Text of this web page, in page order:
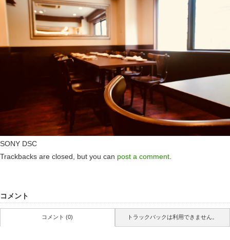
SONY DSC
Trackbacks are closed, but you can post a comment
コメント
コメント (0) トラックバックは利用できません。